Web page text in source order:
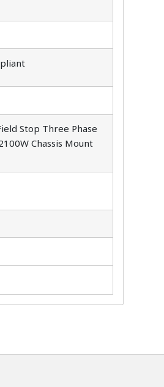
Stop Three Phase
Chassis Mount